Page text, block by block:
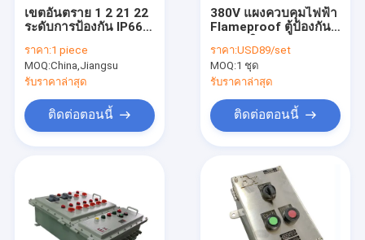
เขตอันตราย 1 2 21 22
ระดับการป้องกัน IP66
ราคา:1 piece
MOQ:China,Jiangsu
รับราคาล่าสุด
ติดต่อตอนนี้
380V แผงควบคุมไฟฟ้า
Flameproof ตู้ป้องกัน
ราคา:USD89/set
MOQ:1 ชุด
รับราคาล่าสุด
ติดต่อตอนนี้